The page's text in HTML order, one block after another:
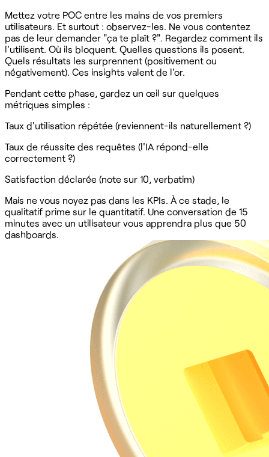
Mettez votre POC entre les mains de vos premiers
utilisateurs. Et surtout : observez-les. Ne vous contentez
pas de leur demander "ça te plaît ?". Regardez comment ils
l'utilisent. Où ils bloquent. Quelles questions ils posent.
Quels résultats les surprennent (positivement ou
négativement). Ces insights valent de l'or.
Pendant cette phase, gardez un œil sur quelques
métriques simples :
Taux d'utilisation répétée (reviennent-ils naturellement ?)
Taux de réussite des requêtes (l'IA répond-elle
correctement ?)
Satisfaction déclarée (note sur 10, verbatim)
Mais ne vous noyez pas dans les KPIs. À ce stade, le
qualitatif prime sur le quantitatif. Une conversation de 15
minutes avec un utilisateur vous apprendra plus que 50
dashboards.